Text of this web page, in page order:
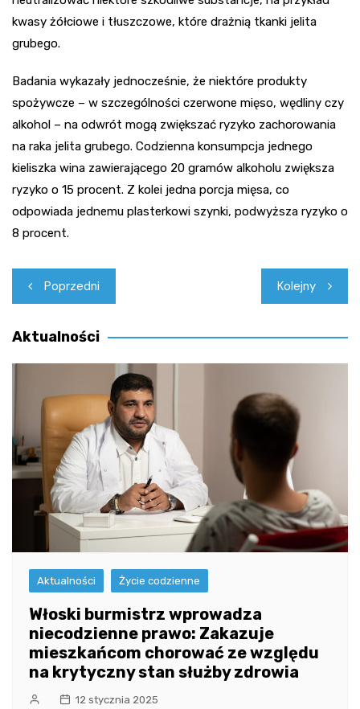
kwasy żółciowe i tłuszczowe, które drażnią tkanki jelita
grubego.
Badania wykazały jednocześnie, że niektóre produkty
spożywcze – w szczególności czerwone mięso, wędliny czy
alkohol – na odwrót mogą zwiększać ryzyko zachorowania
na raka jelita grubego. Codzienna konsumpcja jednego
kieliszka wina zawierającego 20 gramów alkoholu zwiększa
ryzyko o 15 procent. Z kolei jedna porcja mięsa, co
odpowiada jednemu plasterkowi szynki, podwyższa ryzyko o
8 procent.
Nawigacja
wpisu
Poprzedni Kolejny
Aktualności
Aktualności Życie codzienne
Włoski burmistrz wprowadza
niecodzienne prawo: Zakazuje
mieszkańcom chorować ze względu
na krytyczny stan służby zdrowia
12 stycznia 2025